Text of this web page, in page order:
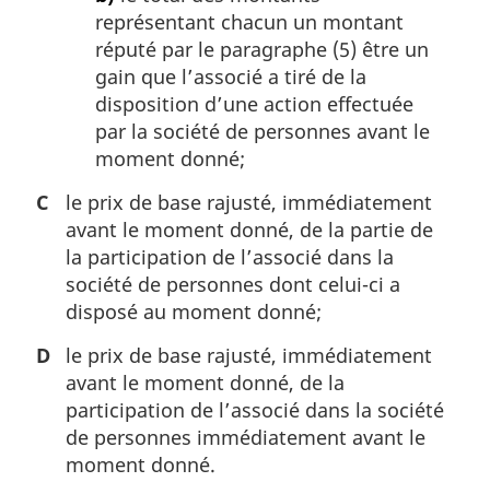
représentant chacun un montant
réputé par le paragraphe (5) être un
gain que l’associé a tiré de la
disposition d’une action effectuée
par la société de personnes avant le
moment donné;
C
le prix de base rajusté, immédiatement
avant le moment donné, de la partie de
la participation de l’associé dans la
société de personnes dont celui-ci a
disposé au moment donné;
D
le prix de base rajusté, immédiatement
avant le moment donné, de la
participation de l’associé dans la société
de personnes immédiatement avant le
moment donné.